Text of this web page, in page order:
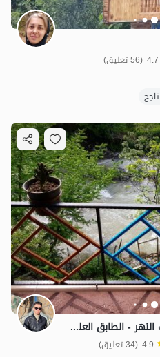
4.7 (56 تعليق)
تأجير فيلا في شالما ماسال ضفاف النهر - الطابق العلوي
4.9 (34 تعليق)